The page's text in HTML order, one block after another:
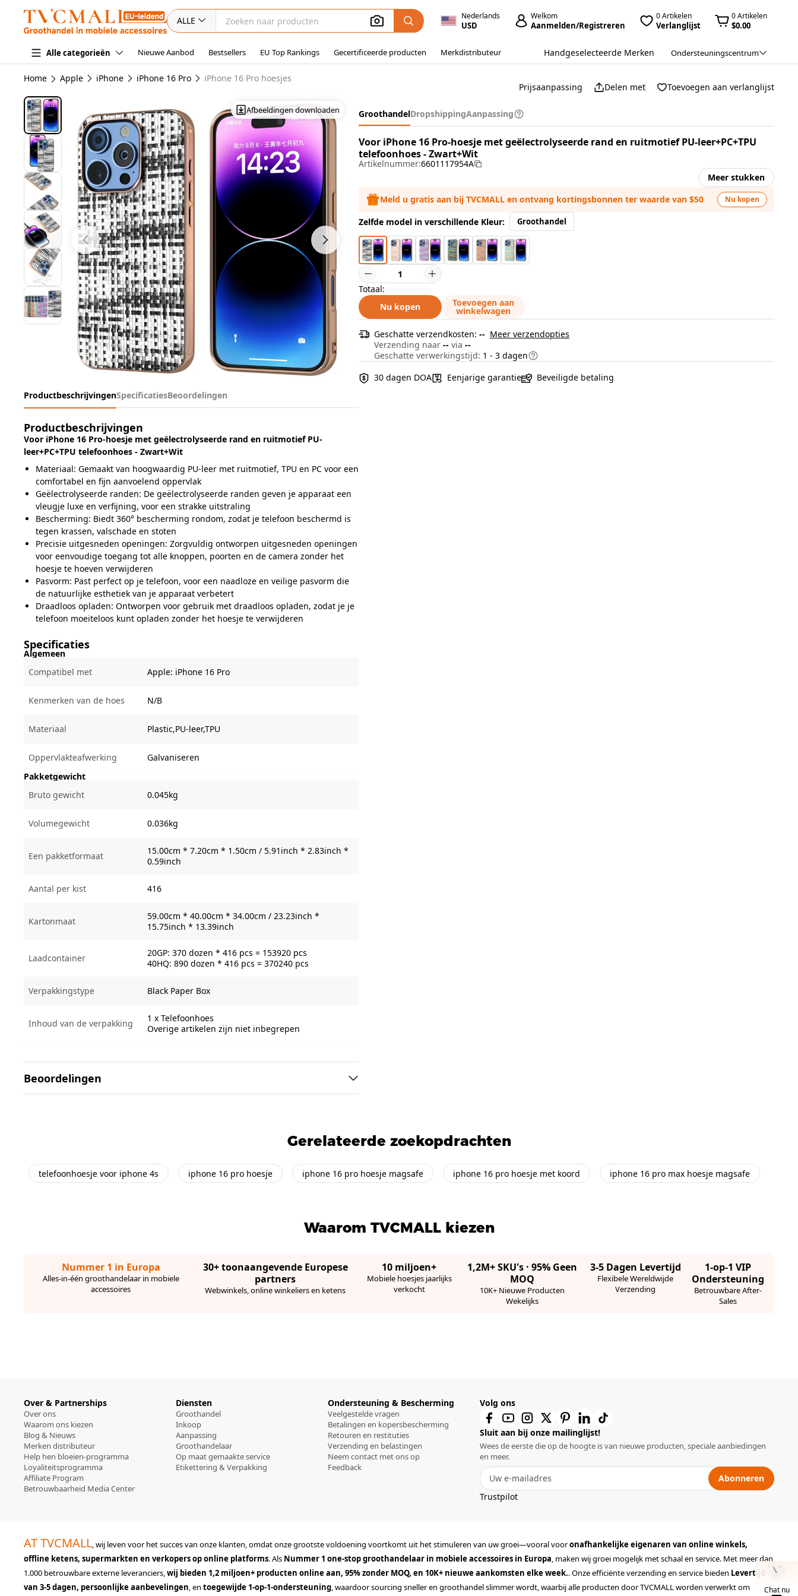
ALLE Nederlands
USD
Welkom
Aanmelden/Registreren
0 Artikelen
Verlanglijst
0 Artikelen
$0.00
Alle categorieën Nieuwe Aanbod Bestsellers EU Top Rankings Gecertificeerde producten Merkdistributeur Handgeselecteerde Merken Ondersteuningscentrum
Home Apple iPhone iPhone 16 Pro iPhone 16 Pro hoesjes
Afbeeldingen downloaden
ProductbeschrijvingenSpecificatiesBeoordelingen
Productbeschrijvingen
Voor iPhone 16 Pro-hoesje met geëlectrolyseerde rand en ruitmotief PU-
leer+PC+TPU telefoonhoes - Zwart+Wit
Materiaal: Gemaakt van hoogwaardig PU-leer met ruitmotief, TPU en PC voor een
comfortabel en fijn aanvoelend oppervlak
Geëlectrolyseerde randen: De geëlectrolyseerde randen geven je apparaat een
vleugje luxe en verfijning, voor een strakke uitstraling
Bescherming: Biedt 360° bescherming rondom, zodat je telefoon beschermd is
tegen krassen, valschade en stoten
Precisie uitgesneden openingen: Zorgvuldig ontworpen uitgesneden openingen
voor eenvoudige toegang tot alle knoppen, poorten en de camera zonder het
hoesje te hoeven verwijderen
Pasvorm: Past perfect op je telefoon, voor een naadloze en veilige pasvorm die
de natuurlijke esthetiek van je apparaat verbetert
Draadloos opladen: Ontworpen voor gebruik met draadloos opladen, zodat je je
telefoon moeiteloos kunt opladen zonder het hoesje te verwijderen
Specificaties
Algemeen
Compatibel met
Apple: iPhone 16 Pro
Kenmerken van de hoes N/B
Materiaal Plastic,PU-leer,TPU
Oppervlakteafwerking
Galvaniseren
Pakketgewicht
Bruto gewicht
0.045kg
Volumegewicht 0.036kg
Een pakketformaat
15.00cm * 7.20cm * 1.50cm / 5.91inch * 2.83inch *
0.59inch
Aantal per kist 416
Kartonmaat
59.00cm * 40.00cm * 34.00cm / 23.23inch *
15.75inch * 13.39inch
Laadcontainer
20GP: 370 dozen * 416 pcs = 153920 pcs
40HQ: 890 dozen * 416 pcs = 370240 pcs
Verpakkingstype Black Paper Box
Inhoud van de verpakking
1 x Telefoonhoes
Overige artikelen zijn niet inbegrepen
Beoordelingen
Prijsaanpassing Delen met Toevoegen aan verlanglijst
GroothandelDropshippingAanpassing
Voor iPhone 16 Pro-hoesje met geëlectrolyseerde rand en ruitmotief PU-leer+PC+TPU
telefoonhoes - Zwart+Wit
Artikelnummer:6601117954A
Meer stukken
Meld u gratis aan bij TVCMALL en ontvang kortingsbonnen ter waarde van $50
Nu kopen
Zelfde model in verschillende Kleur: Groothandel
Totaal:
Nu kopen
Toevoegen aan
winkelwagen
Geschatte verzendkosten: -- Meer verzendopties
Verzending naar -- via --
Geschatte verwerkingstijd: 1 - 3 dagen
30 dagen DOA
Eenjarige garantie Beveiligde betaling
Gerelateerde zoekopdrachten
telefoonhoesje voor iphone 4s iphone 16 pro hoesje iphone 16 pro hoesje magsafe iphone 16 pro hoesje met koord iphone 16 pro max hoesje magsafe
Waarom TVCMALL kiezen
Nummer 1 in Europa
Alles-in-één groothandelaar in mobiele
accessoires
30+ toonaangevende Europese
partners
Webwinkels, online winkeliers en ketens
10 miljoen+
Mobiele hoesjes jaarlijks
verkocht
1,2M+ SKU's · 95% Geen
MOQ
10K+ Nieuwe Producten
Wekelijks
3-5 Dagen Levertijd
Flexibele Wereldwijde
Verzending
1-op-1 VIP
Ondersteuning
Betrouwbare After-
Sales
Chat nu
Over & Partnerships
Over ons
Waarom ons kiezen
Blog & Nieuws
Merken distributeur
Help hen bloeien-programma
Loyaliteitsprogramma
Affiliate Program
Betrouwbaarheid Media Center
Diensten
Groothandel
Inkoop
Aanpassing
Groothandelaar
Op maat gemaakte service
Etikettering & Verpakking
Ondersteuning & Bescherming
Veelgestelde vragen
Betalingen en kopersbescherming
Retouren en restituties
Verzending en belastingen
Neem contact met ons op
Feedback
Volg ons
Sluit aan bij onze mailinglijst!
Wees de eerste die op de hoogte is van nieuwe producten, speciale aanbiedingen
en meer.
Abonneren
Trustpilot
AT TVCMALL, wij leven voor het succes van onze klanten, omdat onze grootste voldoening voortkomt uit het stimuleren van uw groei—vooral vooronafhankelijke eigenaren van online winkels,
offline ketens, supermarkten en verkopers op online platforms. Als Nummer 1 one-stop groothandelaar in mobiele accessoires in Europa, maken wij groei mogelijk met schaal en service. Met meer dan
1.000 betrouwbare externe leveranciers,wij bieden 1,2 miljoen+ producten online aan, 95% zonder MOQ, en 10K+ nieuwe aankomsten elke week.. Onze efficiënte verzending en service bieden Levertijd
van 3-5 dagen, persoonlijke aanbevelingen, en toegewijde 1-op-1-ondersteuning, waardoor sourcing sneller en groothandel slimmer wordt, waarbij alle producten door TVCMALL worden verwerkt om